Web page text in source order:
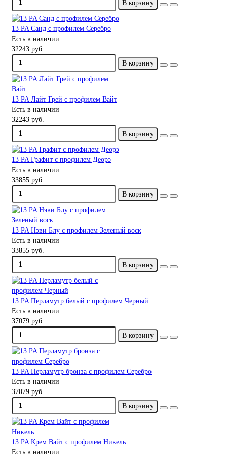
В корзину
13 PA Санд с профилем Серебро
Есть в наличии
32243 руб.
В корзину
13 PA Лайт Грей с профилем Вайт
Есть в наличии
32243 руб.
В корзину
13 PA Графит с профилем Деорэ
Есть в наличии
33855 руб.
В корзину
13 PA Нэви Блу с профилем Зеленый воск
Есть в наличии
33855 руб.
В корзину
13 PA Перламутр белый с профилем Черный
Есть в наличии
37079 руб.
В корзину
13 PA Перламутр бронза с профилем Серебро
Есть в наличии
37079 руб.
В корзину
13 PA Крем Вайт с профилем Никель
Есть в наличии